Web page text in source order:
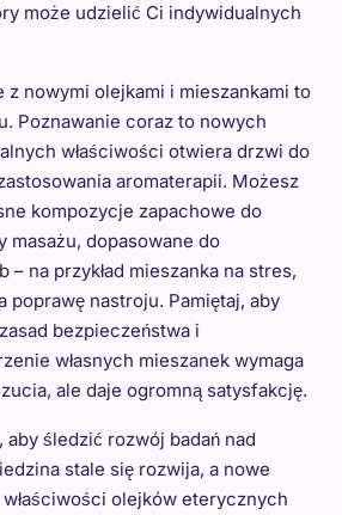
może udzielić Ci indywidualnych
z nowymi olejkami i mieszankami to
Poznawanie coraz to nowych
właściwości otwiera drzwi do
aromaterapii. Możesz
kompozycje zapachowe do
masażu, dopasowane do
na przykład mieszanka na stres,
poprawę nastroju. Pamiętaj, aby
bezpieczeństwa i
własnych mieszanek wymaga
ale daje ogromną satysfakcję.
śledzić rozwój badań nad
stale się rozwija, a nowe
olejków eterycznych